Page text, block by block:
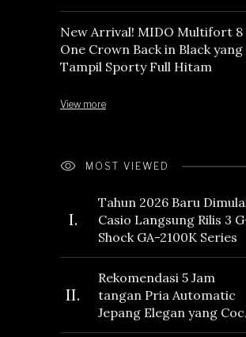
Edition
New Arrival! MIDO Multifort 8
One Crown Back in Black yang
Tampil Sporty Full Hitam
View more
MOST VIEWED
I.
Tahun 2026 Baru
Casio Langsung Rilis 3
Shock GA-2100K Series
II.
Rekomendasi 5 Jam
tangan Pria Automatic
Jepang Elegan yang
Dikoleksi di 2026